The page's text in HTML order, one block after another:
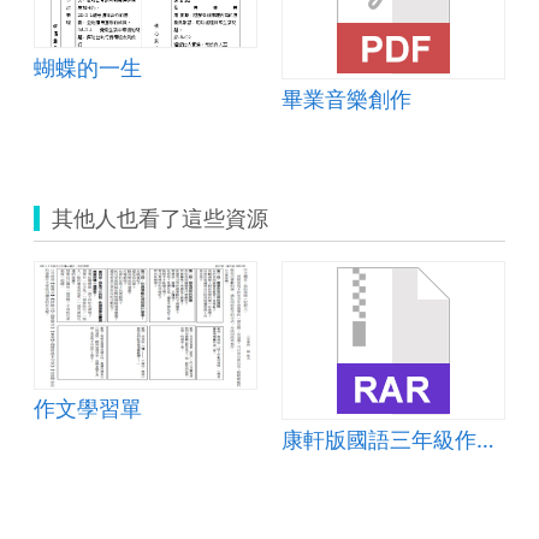
蝴蝶的一生
畢業音樂創作
其他人也看了這些資源
作文學習單
康軒版國語三年級作文補充教材